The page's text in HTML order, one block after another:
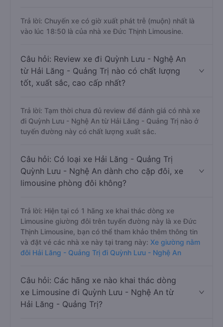
Trả lời: Chuyến xe có giờ xuất phát trễ (muộn) nhất là
vào lúc 18:50 là của nhà xe Đức Thịnh Limousine.
Câu hỏi: Review xe đi Quỳnh Lưu - Nghệ An
từ Hải Lăng - Quảng Trị nào có chất lượng
tốt, xuất sắc, cao cấp nhất?
Trả lời: Tạm thời chưa đủ review để đánh giá có nhà xe
đi Quỳnh Lưu - Nghệ An từ Hải Lăng - Quảng Trị nào ở
tuyến đường này có chất lượng xuất sắc.
Câu hỏi: Có loại xe Hải Lăng - Quảng Trị
Quỳnh Lưu - Nghệ An dành cho cặp đôi, xe
limousine phòng đôi không?
Trả lời: Hiện tại có 1 hãng xe khai thác dòng xe
Limousine giường đôi trên tuyến đường này là xe Đức
Thịnh Limousine, bạn có thể tham khảo thêm thông tin
và đặt vé các nhà xe này tại trang này: Xe giường nằm
đôi Hải Lăng - Quảng Trị đi Quỳnh Lưu - Nghệ An
Câu hỏi: Các hãng xe nào khai thác dòng
xe Limousine đi Quỳnh Lưu - Nghệ An từ
Hải Lăng - Quảng Trị?